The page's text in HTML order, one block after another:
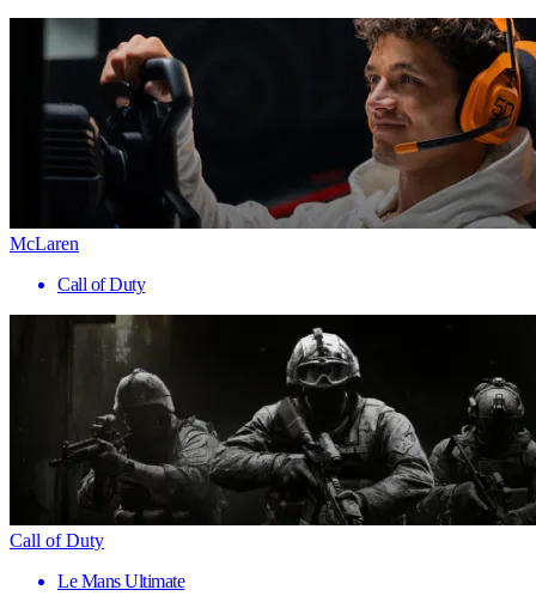
McLaren
Call of Duty
Call of Duty
Le Mans Ultimate